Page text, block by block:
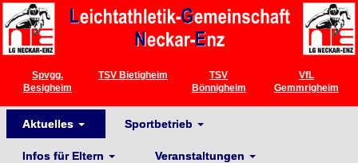
Spvgg.
Besigheim
TSV Bietigheim
TSV
Bönnigheim
VfL
Gemmrigheim
Aktuelles Sportbetrieb
Infos für Eltern Veranstaltungen